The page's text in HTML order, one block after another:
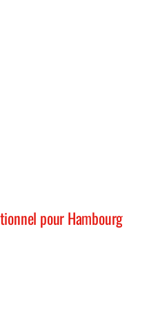
pour Hambourg